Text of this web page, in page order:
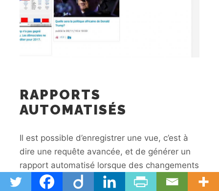
RAPPORTS
AUTOMATISÉS
Il est possible d’enregistrer une vue, c’est à
dire une requête avancée, et de générer un
rapport automatisé lorsque des changements
se produisent dans celle-ci. Un éditeur de